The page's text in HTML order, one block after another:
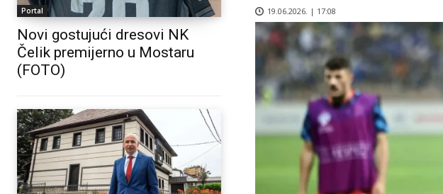
Portal
Novi gostujući dresovi NK
Čelik premijerno u Mostaru
(FOTO)
19.06.2026. | 17:08